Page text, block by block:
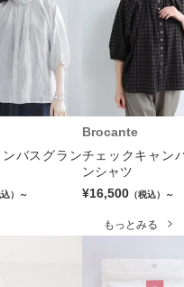
バスグラン
込）～
Brocante
チェックキャン
ンシャツ
¥16,500（税込）～
もっとみる